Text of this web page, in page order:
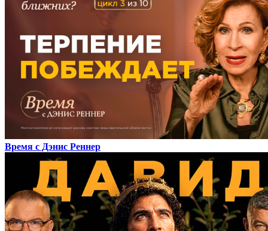
Время с Дэнис Реннер